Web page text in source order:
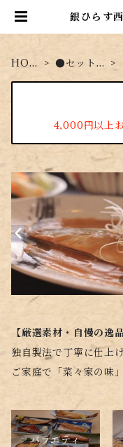
銀ひらす
HOM
●セット商
4,000円以上
【厳選素材・自慢の逸品
独自製法で丁寧に仕上
ご家庭で「菜々家の味
バラエティ